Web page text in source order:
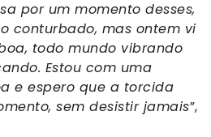
por um momento desses,
conturbado, mas ontem vi
todo mundo vibrando
Estou com uma
e espero que a torcida
sem desistir jamais”,